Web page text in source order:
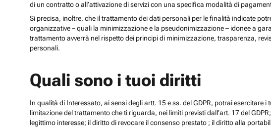
di un contratto o all’attivazione di servizi con una specifica modalità di
Si precisa, inoltre, che il trattamento dei dati personali per le finalità indicate
organizzative – quali la minimizzazione e la pseudonimizzazione – idonee a
trattamento avverrà nel rispetto dei principi di minimizzazione, trasparenza,
personali.
Quali sono i tuoi diritti
In qualità di Interessato, ai sensi degli artt. 15 e ss. del GDPR, potrai
limitazione del trattamento che ti riguarda, nei limiti previsti dall’art. 17 del
legittimo interesse; il diritto di revocare il consenso prestato ; il diritto alla